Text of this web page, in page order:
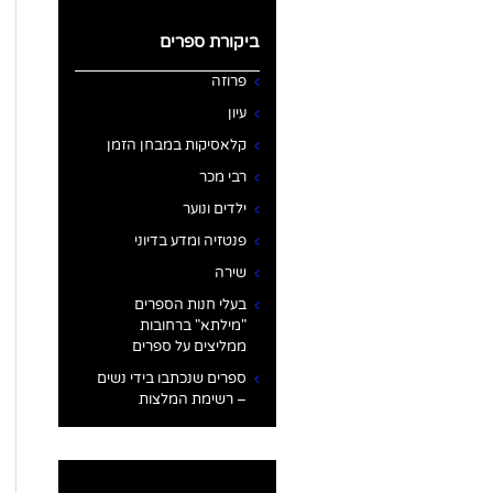
ביקורת ספרים
פרוזה
עיון
קלאסיקות במבחן הזמן
רבי מכר
ילדים ונוער
פנטזיה ומדע בדיוני
שירה
בעלי חנות הספרים
"מילתא" ברחובות
ממליצים על ספרים
ספרים שנכתבו בידי נשים
– רשימת המלצות